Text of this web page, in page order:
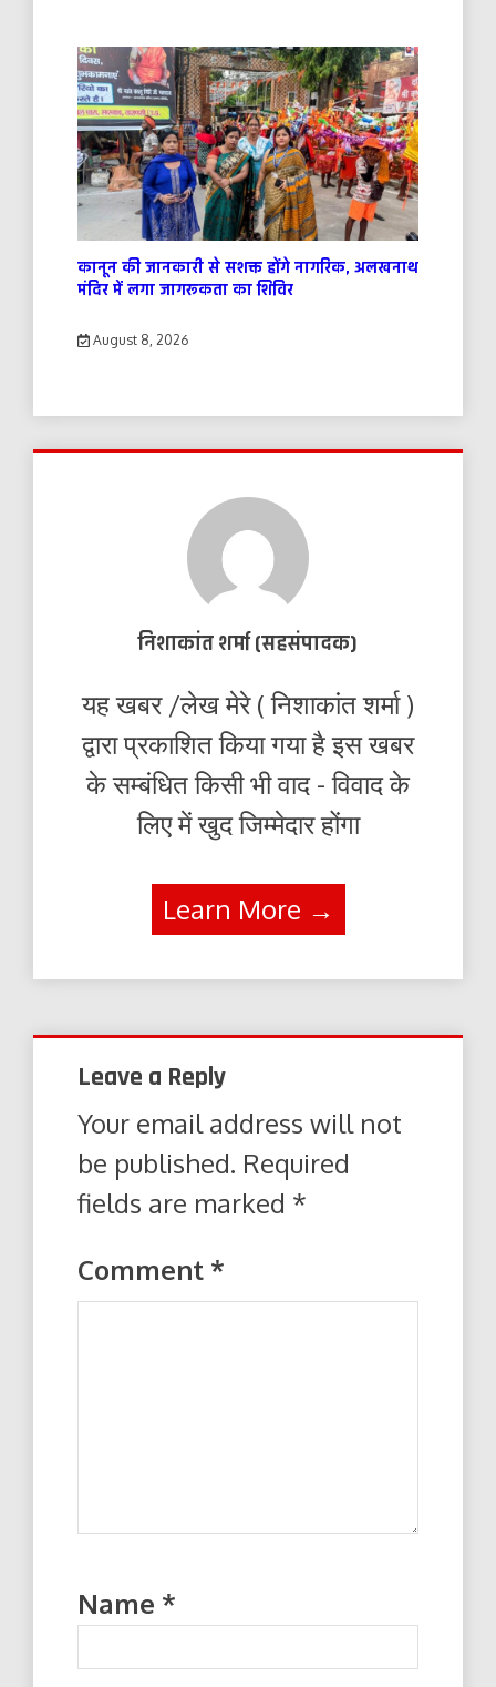
कानून की जानकारी से सशक्त होंगे नागरिक, अलखनाथ
मंदिर में लगा जागरूकता का शिविर
August 8, 2026
निशाकांत शर्मा (सहसंपादक)
यह खबर /लेख मेरे ( निशाकांत शर्मा )
द्वारा प्रकाशित किया गया है इस खबर
के सम्बंधित किसी भी वाद - विवाद के
लिए में खुद जिम्मेदार होंगा
Learn More →
Leave a Reply
Your email address will not
be published. Required
fields are marked *
Comment *
Name *